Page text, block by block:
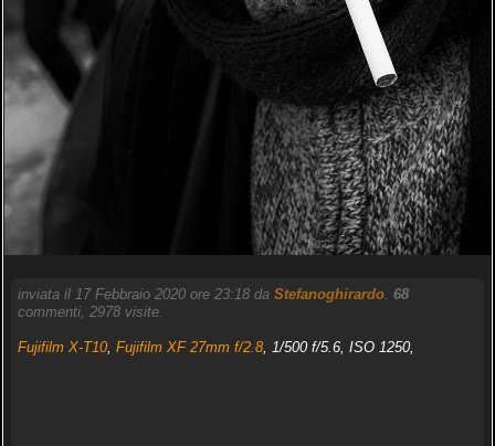
inviata il 17 Febbraio 2020 ore 23:18 da Stefanoghirardo. 68
commenti, 2978 visite.
Fujifilm X-T10, Fujifilm XF 27mm f/2.8, 1/500 f/5.6, ISO 1250,